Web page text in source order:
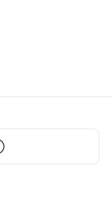
entender um
Meu curso
insegurança,
nesse